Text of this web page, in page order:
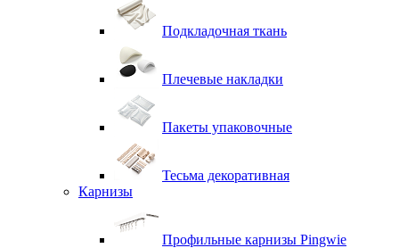
Подкладочная ткань
Плечевые накладки
Пакеты упаковочные
Тесьма декоративная
Карнизы
Профильные карнизы Pingwie